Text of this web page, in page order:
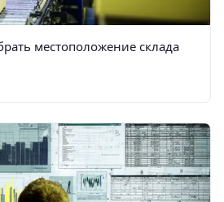
местоположение склада